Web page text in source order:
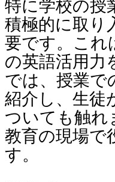
特に学校の授
積極的に取り
要です。これ
の英語活用力
では、授業で
紹介し、生徒
ついても触れ
教育の現場で
す。